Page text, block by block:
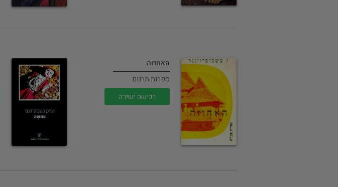
האחוזה
ספרות תרגום
רכישה ישירה